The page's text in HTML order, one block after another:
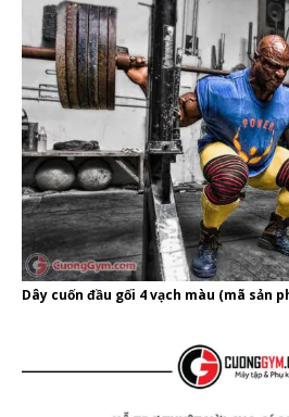
Dây cuốn đầu gối 4 vạch màu (mã sản